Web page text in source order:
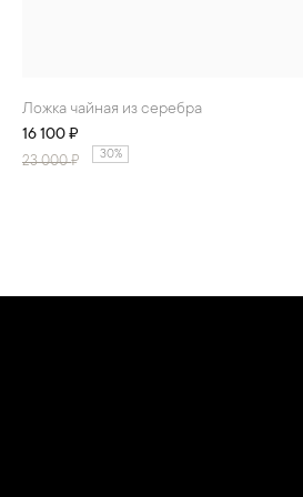
Ложка чайная из серебра
16 100 ₽
23 000₽ 30%